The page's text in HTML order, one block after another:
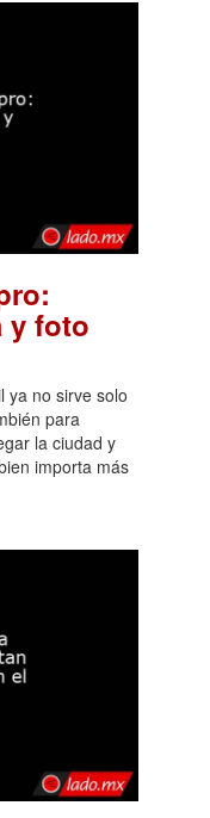
y foto
ya no sirve solo
para
la ciudad y
importa más